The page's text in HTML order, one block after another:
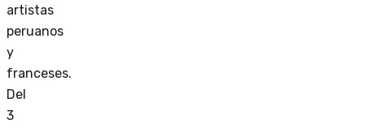
artistas
peruanos
y
franceses.
Del
3